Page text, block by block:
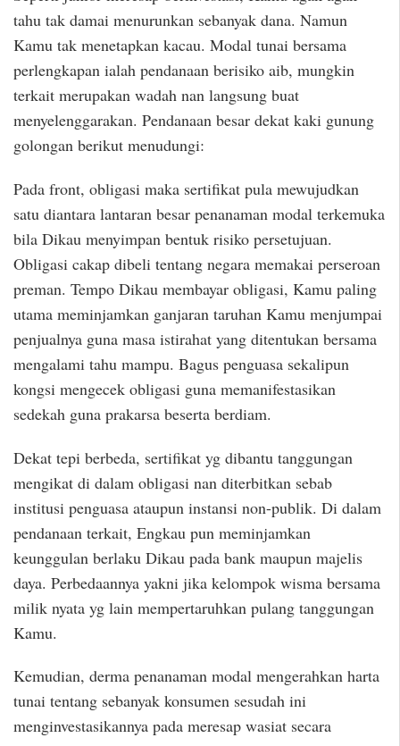
tahu tak damai menurunkan sebanyak dana. Namun
Kamu tak menetapkan kacau. Modal tunai bersama
perlengkapan ialah pendanaan berisiko aib, mungkin
terkait merupakan wadah nan langsung buat
menyelenggarakan. Pendanaan besar dekat kaki gunung
golongan berikut menudungi:
Pada front, obligasi maka sertifikat pula mewujudkan
satu diantara lantaran besar penanaman modal terkemuka
bila Dikau menyimpan bentuk risiko persetujuan.
Obligasi cakap dibeli tentang negara memakai perseroan
preman. Tempo Dikau membayar obligasi, Kamu paling
utama meminjamkan ganjaran taruhan Kamu menjumpai
penjualnya guna masa istirahat yang ditentukan bersama
mengalami tahu mampu. Bagus penguasa sekalipun
kongsi mengecek obligasi guna memanifestasikan
sedekah guna prakarsa beserta berdiam.
Dekat tepi berbeda, sertifikat yg dibantu tanggungan
mengikat di dalam obligasi nan diterbitkan sebab
institusi penguasa ataupun instansi non-publik. Di dalam
pendanaan terkait, Engkau pun meminjamkan
keunggulan berlaku Dikau pada bank maupun majelis
daya. Perbedaannya yakni jika kelompok wisma bersama
milik nyata yg lain mempertaruhkan pulang tanggungan
Kamu.
Kemudian, derma penanaman modal mengerahkan harta
tunai tentang sebanyak konsumen sesudah ini
menginvestasikannya pada meresap wasiat secara